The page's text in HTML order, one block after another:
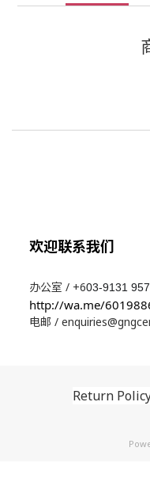
欢迎联系我们
办公室 / +603-9131
http://wa.me/
电邮 /
Return